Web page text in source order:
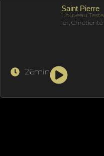
Saint Pierre
Nouveau
Ier, Chrétienté
26min